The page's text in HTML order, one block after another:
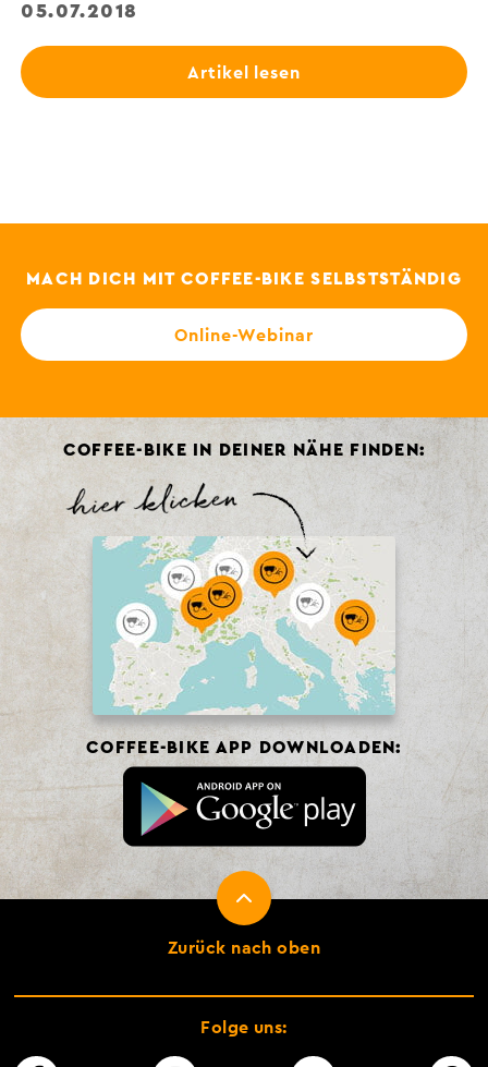
05.07.2018
Artikel lesen
MACH DICH MIT COFFEE-BIKE SELBSTSTÄNDIG
Online-Webinar
Zurück nach oben
COFFEE-BIKE IN DEINER NÄHE FINDEN:
COFFEE-BIKE APP DOWNLOADEN:
Folge uns: